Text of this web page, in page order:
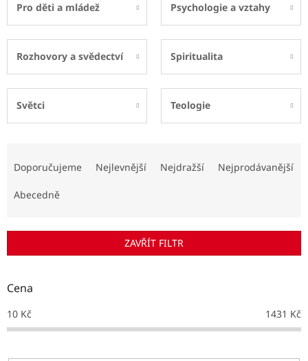
Pro děti a mládež Psychologie a vztahy
Rozhovory a svědectví Spiritualita
Světci Teologie
r
d
k
t
Doporučujeme Nejlevnější Nejdražší Nejprodávanější
Abecedně
ZAVŘÍT FILTR
Cena
10 Kč 1431 Kč